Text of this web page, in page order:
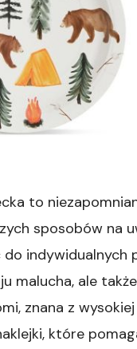
to
sposobów na
indywidualnych
malucha, ale
znana z
które